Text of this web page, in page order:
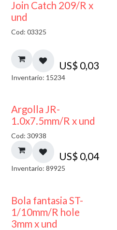
Join Catch 209/R x
und
Cod: 03325
US$ 0,03
Inventario: 15234
Argolla JR-
1.0x7.5mm/R x und
Cod: 30938
US$ 0,04
Inventario: 89925
Bola fantasia ST-
1/10mm/R hole
3mm x und